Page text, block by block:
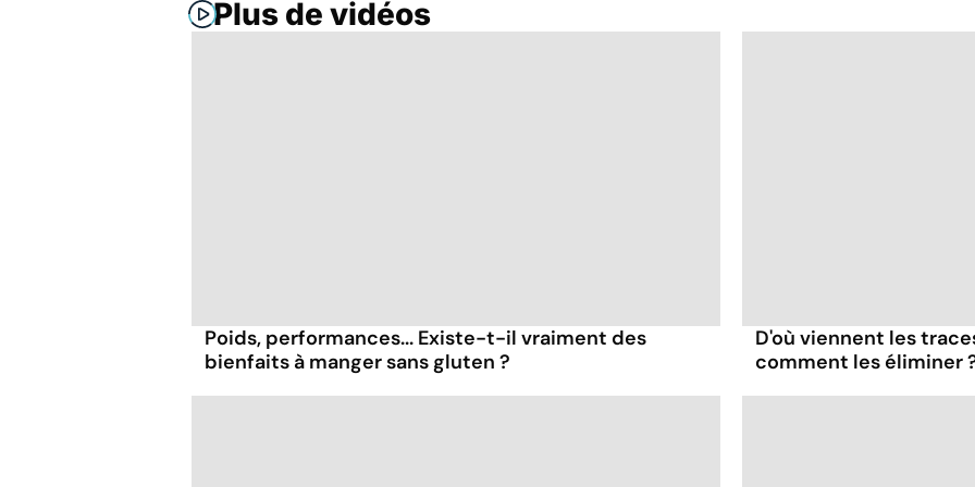
Plus de vidéos
Poids, performances... Existe-t-il vraiment des
bienfaits à manger sans gluten ?
D'où viennent les
comment les éliminer